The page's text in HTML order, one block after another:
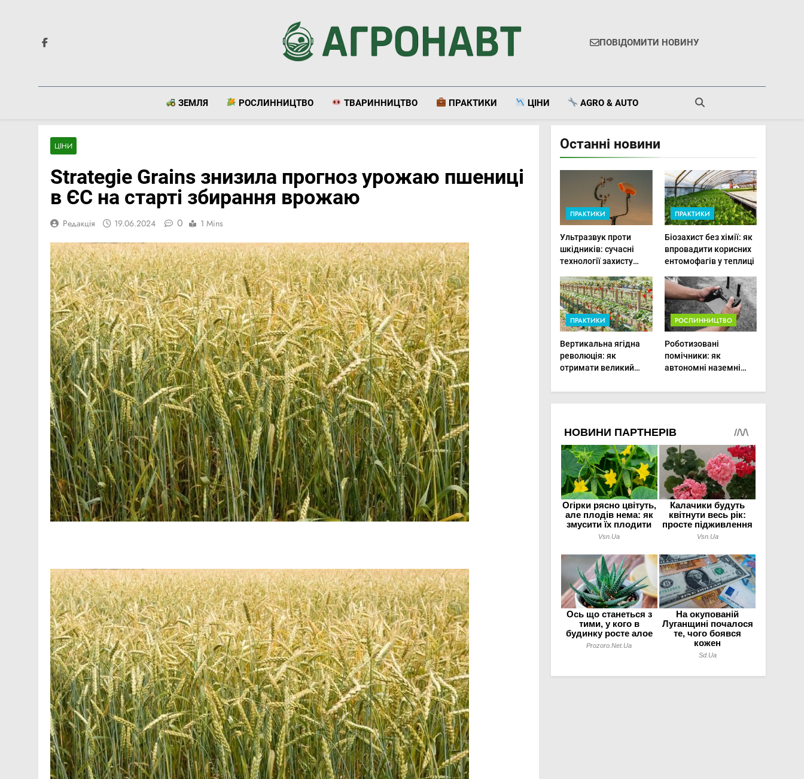
Агронавт
ПОВІДОМИТИ НОВИНУ
ЗЕМЛЯ РОСЛИННИЦТВО ТВАРИННИЦТВО ПРАКТИКИ ЦІНИ AGRO & AUTO
ЦІНИ
Strategie Grains знизила прогноз урожаю пшениці
в ЄС на старті збирання врожаю
Редакція 19.06.2024 0 1 Mins
Link
Останні новини
ПРАКТИКИ
Ультразвук проти
шкідників: сучасні
технології захисту
господарствах
ПРАКТИКИ
Біозахист без хімії: як
впровадити корисних
ентомофагів у теплиці
ПРАКТИКИ
Вертикальна ягідна
революція: як
отримати великий
мінімальній площі
РОСЛИННИЦТВО
Роботизовані
помічники: як
автономні наземні
догляд за органічними
овочами